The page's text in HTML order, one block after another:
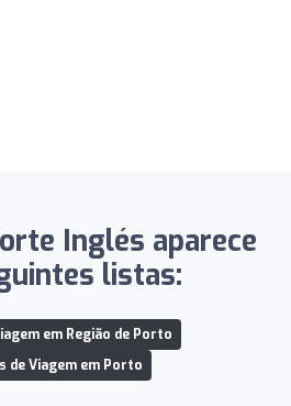
Inglés aparece
listas:
em Região de Porto
de Viagem em Porto